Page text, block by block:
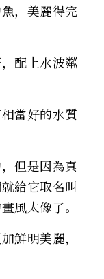
，美麗得完
配上水波粼
當好的水質
但是因為真
給它取名叫
風太像了。
鮮明美麗，